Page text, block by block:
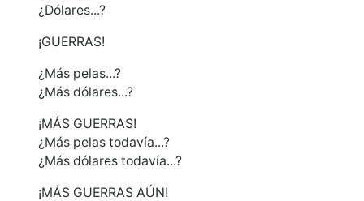
¿Dólares...?
¡GUERRAS!
¿Más pelas...?
¿Más dólares...?
¡MÁS GUERRAS!
¿Más pelas todavía...?
¿Más dólares todavía...?
¡MÁS GUERRAS AÚN!